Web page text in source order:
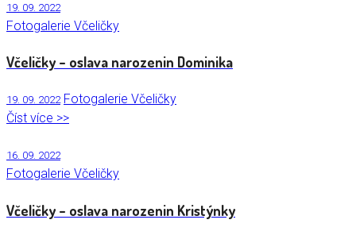
19. 09. 2022
Fotogalerie Včeličky
Včeličky – oslava narozenin Dominika
19. 09. 2022 Fotogalerie Včeličky
Číst více >>
16. 09. 2022
Fotogalerie Včeličky
Včeličky – oslava narozenin Kristýnky